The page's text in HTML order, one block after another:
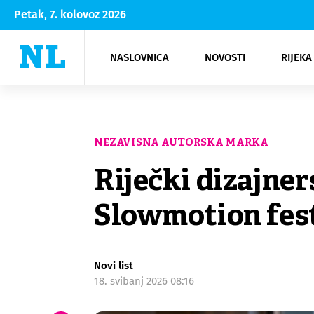
Petak, 7. kolovoz 2026
NASLOVNICA NOVOSTI
Rijeka Opatija
NK
Moda
Kultura
NEZAVISNA AUTORSKA MARKA
Riječki
Slowmotion
Novi list
18. svibanj 2026 08:16